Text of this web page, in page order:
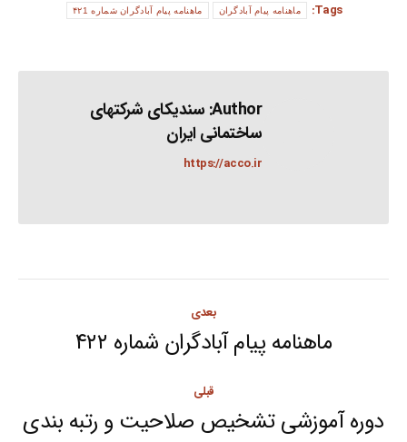
Tags:
ماهنامه پیام آبادگران ماهنامه پیام آبادگران شماره ۴۲1
Author: سندیکای شرکتهای
ساختمانی ایران
https://acco.ir
navigation
قبلی
Previous
دوره آموزشی تشخیص صلاحیت و رتبه بندی
بعدی
Next
ماهنامه پیام آبادگران شماره ۴۲۲